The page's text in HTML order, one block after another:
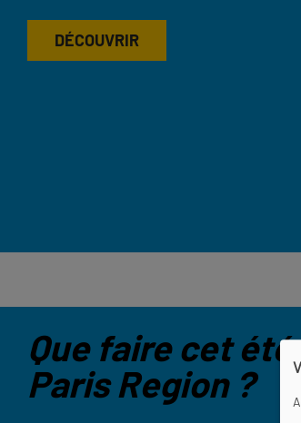
DÉCOUVRIR
Que faire cet été
Paris Region ?